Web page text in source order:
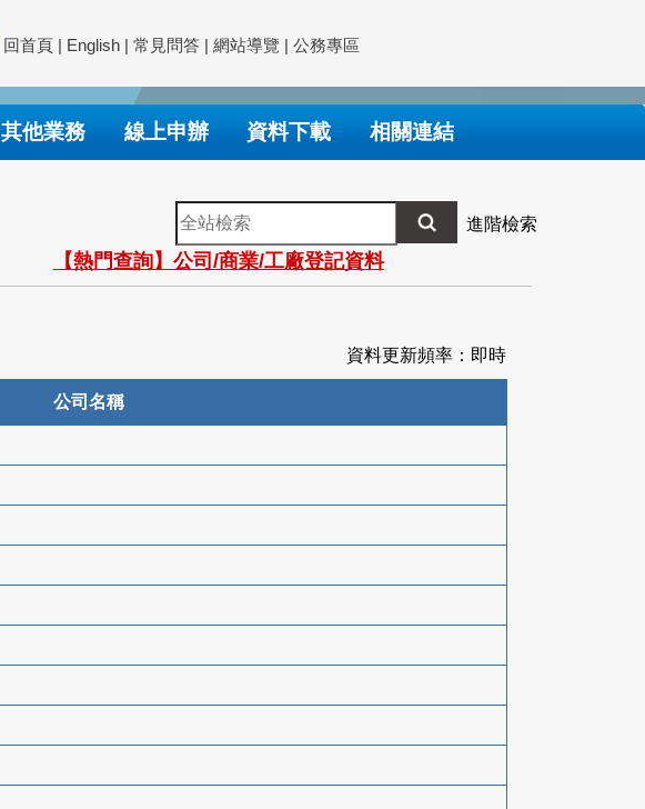
回首頁 | English | 常見問答 | 網站導覽 | 公務專區
其他業務 線上申辦 資料下載 相關連結
全
站
檢
索
進階檢索
【熱門查詢】公司/商業/工廠登記資料
資料更新頻率：即時
公司名稱